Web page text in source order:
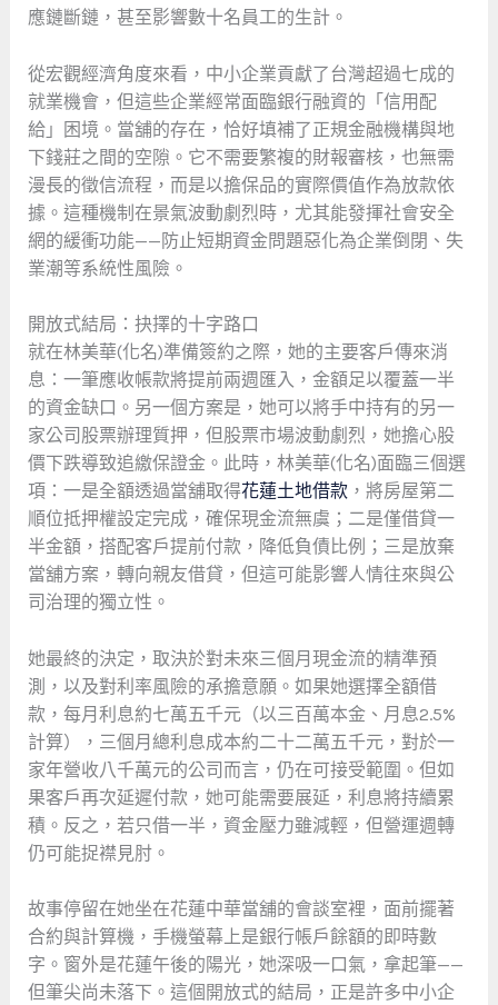
應鏈斷鏈，甚至影響數十名員工的生計。
從宏觀經濟角度來看，中小企業貢獻了台灣超過七成的
就業機會，但這些企業經常面臨銀行融資的「信用配
給」困境。當舖的存在，恰好填補了正規金融機構與地
下錢莊之間的空隙。它不需要繁複的財報審核，也無需
漫長的徵信流程，而是以擔保品的實際價值作為放款依
據。這種機制在景氣波動劇烈時，尤其能發揮社會安全
網的緩衝功能——防止短期資金問題惡化為企業倒閉、失
業潮等系統性風險。
開放式結局：抉擇的十字路口
就在林美華(化名)準備簽約之際，她的主要客戶傳來消
息：一筆應收帳款將提前兩週匯入，金額足以覆蓋一半
的資金缺口。另一個方案是，她可以將手中持有的另一
家公司股票辦理質押，但股票市場波動劇烈，她擔心股
價下跌導致追繳保證金。此時，林美華(化名)面臨三個選
項：一是全額透過當舖取得花蓮土地借款，將房屋第二
順位抵押權設定完成，確保現金流無虞；二是僅借貸一
半金額，搭配客戶提前付款，降低負債比例；三是放棄
當舖方案，轉向親友借貸，但這可能影響人情往來與公
司治理的獨立性。
她最終的決定，取決於對未來三個月現金流的精準預
測，以及對利率風險的承擔意願。如果她選擇全額借
款，每月利息約七萬五千元（以三百萬本金、月息2.5%
計算），三個月總利息成本約二十二萬五千元，對於一
家年營收八千萬元的公司而言，仍在可接受範圍。但如
果客戶再次延遲付款，她可能需要展延，利息將持續累
積。反之，若只借一半，資金壓力雖減輕，但營運週轉
仍可能捉襟見肘。
故事停留在她坐在花蓮中華當舖的會談室裡，面前擺著
合約與計算機，手機螢幕上是銀行帳戶餘額的即時數
字。窗外是花蓮午後的陽光，她深吸一口氣，拿起筆——
但筆尖尚未落下。這個開放式的結局，正是許多中小企